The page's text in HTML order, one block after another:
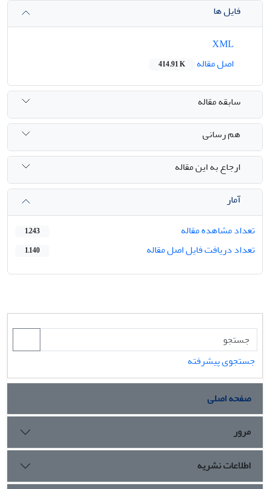
فایل ها
اصل مقاله
414.91 K
سابقه مقاله
هم رسانی
ارجاع به این مقاله
آمار
تعداد مشاهده مقاله
1,243
تعداد دریافت فایل اصل مقاله 1,140
جستجوی پیشرفته
صفحه اصلی
مرور
اطلاعات نشریه